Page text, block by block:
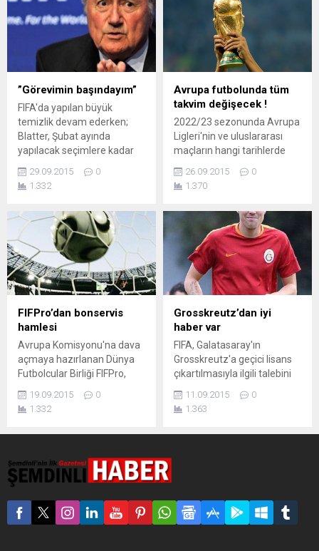
”Görevimin başındayım”
FIFA'da yapılan büyük
temizlik devam ederken;
Blatter, Şubat ayında
yapılacak seçimlere kadar
29.09.2015
0
1.332
Avrupa futbolunda tüm
takvim değişecek !
2022/23 sezonunda Avrupa
Ligleri'nin ve uluslararası
maçların hangi tarihlerde
taslak çıkarıldı.
26.09.2015
0
1.370
FIFPro’dan bonservis
hamlesi
Avrupa Komisyonu'na dava
açmaya hazırlanan Dünya
Futbolcular Birliği FIFPro,
değiştirmesini isteyecek...
19.09.2015
0
1.332
Grosskreutz’dan iyi
haber var
FIFA, Galatasaray'ın
Grosskreutz'a geçici lisans
çıkartılmasıyla ilgili talebini
11.09.2015
0
1.363